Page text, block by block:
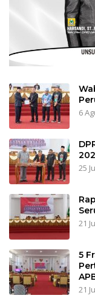
6
25
21
5
21